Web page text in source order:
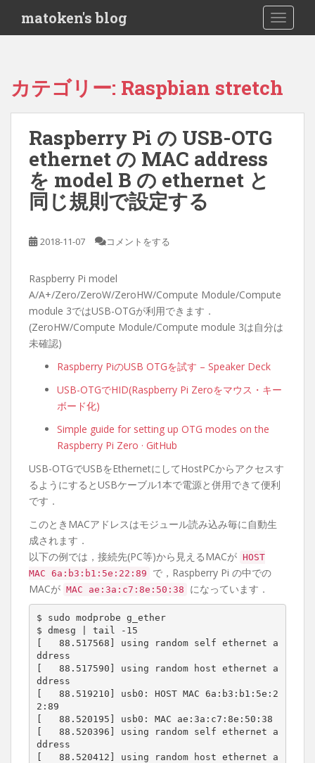
i
matoken's blog
カテゴリー: Raspbian stretch
Raspberry Pi の USB-OTG
ethernet の MAC address
を model B の ethernet と
同じ規則で設定する
2018-11-07 コメントをする
Raspberry Pi model
A/A+/Zero/ZeroW/ZeroHW/Compute Module/Compute
module 3ではUSB-OTGが利用できます．
(ZeroHW/Compute Module/Compute module 3は自分は
未確認)
Raspberry PiのUSB OTGを試す – Speaker Deck
USB-OTGでHID(Raspberry Pi Zeroをマウス・キー
ボード化)
Simple guide for setting up OTG modes on the
Raspberry Pi Zero · GitHub
USB-OTGでUSBをEthernetにしてHostPCからアクセスす
るようにするとUSBケーブル1本で電源と併用できて便利
です．
このときMACアドレスはモジュール読み込み毎に自動生
成されます．
以下の例では，接続先(PC等)から見えるMACが HOST
MAC 6a:b3:b1:5e:22:89
で，Raspberry Pi の中での
MACが MAC ae:3a:c7:8e:50:38 になっています．
$ sudo modprobe g_ether
$ dmesg | tail -15
[   88.517568] using random self ethernet a
ddress
[   88.517590] using random host ethernet a
ddress
[   88.519210] usb0: HOST MAC 6a:b3:b1:5e:2
2:89
[   88.520195] usb0: MAC ae:3a:c7:8e:50:38
[   88.520396] using random self ethernet a
ddress
[   88.520412] using random host ethernet a